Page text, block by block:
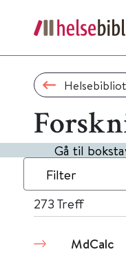
Gå til
Filter
273 Treff
MdCalc